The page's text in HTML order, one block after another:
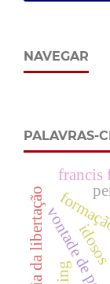
NAVEGAR
PALAVRAS-
vontade
francis